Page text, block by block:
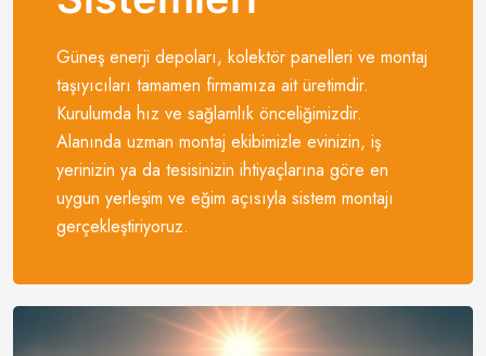
Güneş enerji depoları, kolektör panelleri ve montaj
taşıyıcıları tamamen firmamıza ait üretimdir.
Kurulumda hız ve sağlamlık önceliğimizdir.
Alanında uzman montaj ekibimizle evinizin, iş
yerinizin ya da tesisinizin ihtiyaçlarına göre en
uygun yerleşim ve eğim açısıyla sistem montajı
gerçekleştiriyoruz.